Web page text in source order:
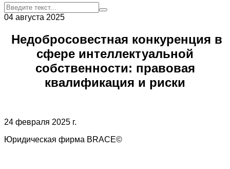
04 августа 2025
Недобросовестная конкуренция в
сфере интеллектуальной
собственности: правовая
квалификация и риски
24 февраля 2025 г.
Юридическая фирма BRACE©